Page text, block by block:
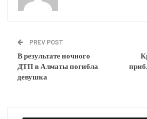
PREV POST
В результате ночного
ДТП в Алматы погибла
девушка